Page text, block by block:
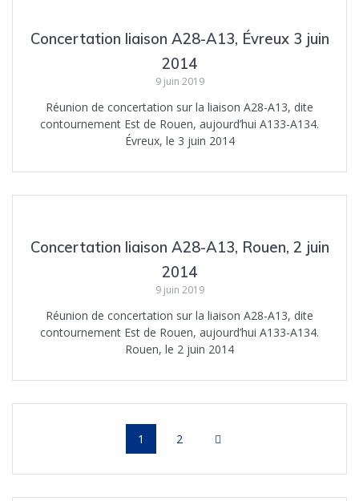
Concertation liaison A28-A13, Évreux 3 juin
2014
9 juin 2019
Réunion de concertation sur la liaison A28-A13, dite
contournement Est de Rouen, aujourd’hui A133-A134.
Évreux, le 3 juin 2014
Concertation liaison A28-A13, Rouen, 2 juin
2014
9 juin 2019
Réunion de concertation sur la liaison A28-A13, dite
contournement Est de Rouen, aujourd’hui A133-A134.
Rouen, le 2 juin 2014
Page
1 Page
2